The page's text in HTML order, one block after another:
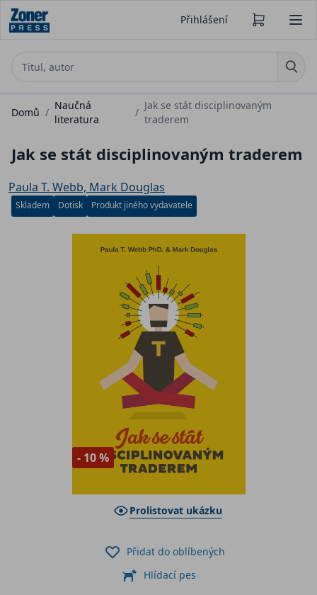
Přihlášení
Domů /
Naučná
literatura
/
Jak se stát disciplinovaným
traderem
Jak se stát disciplinovaným traderem
Paula T. Webb, Mark Douglas
Skladem Dotisk Produkt jiného vydavatele
- 10 %
Prolistovat ukázku
Přidat do oblíbených
Hlídací pes